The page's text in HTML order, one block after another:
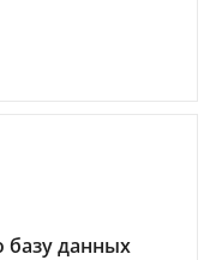
базу данных